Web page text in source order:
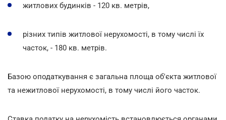
житлових будинків - 120 кв. метрів,
різних типів житлової нерухомості, в тому числі їх
часток, - 180 кв. метрів.
Базою оподаткування є загальна площа об'єкта житлової
та нежитлової нерухомості, в тому числі його часток.